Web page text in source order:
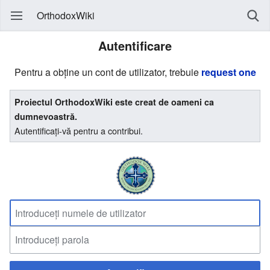
OrthodoxWiki
Autentificare
Pentru a obține un cont de utilizator, trebuie request one
Proiectul OrthodoxWiki este creat de oameni ca
dumnevoastră.
Autentificați-vă pentru a contribui.